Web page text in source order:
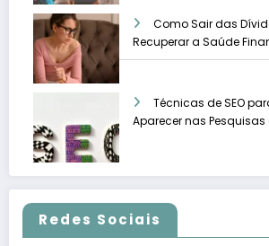
Como Sair das
Recuperar a Saúde
Técnicas de SEO
Aparecer nas
Redes Sociais